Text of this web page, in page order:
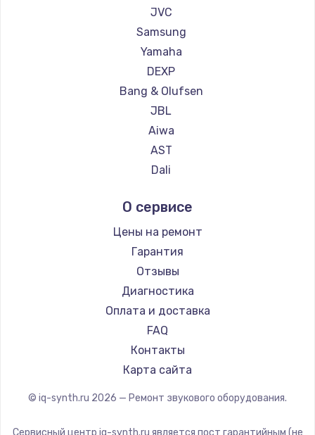
Заказать
Замена системной платы
1500 руб.
Заказать
Замена температурного датчика
2500 руб.
Заказать
Замена электроконфорки
Заказать
Заказать
1300 руб.
Заказать
JVC
Samsung
Yamaha
DEXP
Bang & Olufsen
JBL
Aiwa
AST
Dali
Supra
О сервисе
Цены на ремонт
Гарантия
Отзывы
Диагностика
Оплата и доставка
FAQ
Контакты
Карта сайта
© iq-synth.ru 2026 — Ремонт звукового оборудования.
Сервисный центр iq-synth.ru является пост гарантийным (не